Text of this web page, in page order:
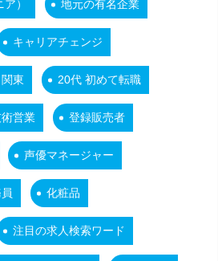
） 地元の有名企業
キャリアチェンジ
関東 20代 初めて転職
営業 登録販売者
声優マネージャー
化粧品
注目の求人検索ワード